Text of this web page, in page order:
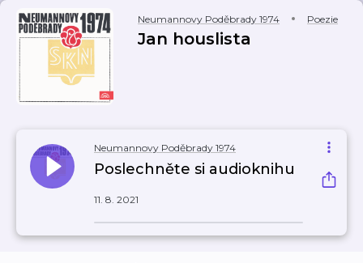
Neumannovy Poděbrady 1974 Poezie
Jan houslista
Neumannovy Poděbrady 1974
Poslechněte si audioknihu
11. 8. 2021